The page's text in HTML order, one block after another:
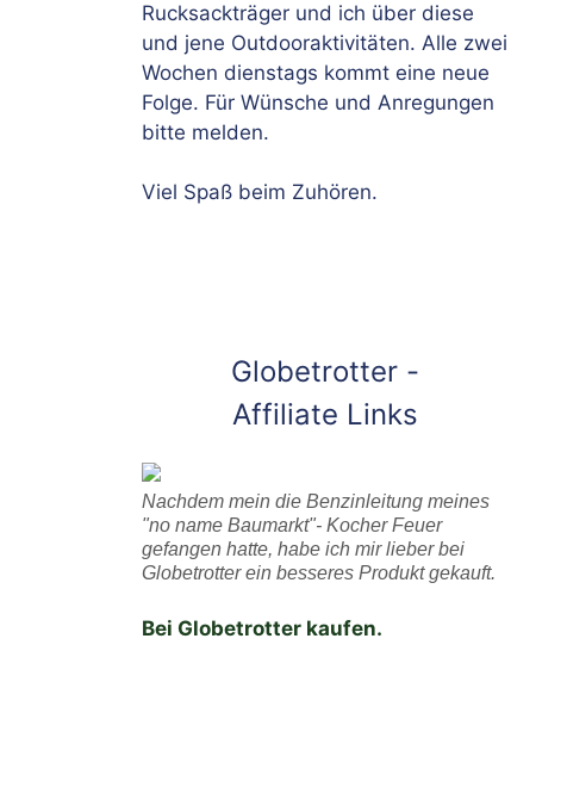
Rucksackträger und ich über diese
und jene Outdooraktivitäten. Alle zwei
Wochen dienstags kommt eine neue
Folge. Für Wünsche und Anregungen
bitte melden.
Viel Spaß beim Zuhören.
Globetrotter -
Affiliate Links
Nachdem mein die Benzinleitung meines
"no name Baumarkt"- Kocher Feuer
gefangen hatte, habe ich mir lieber bei
Globetrotter ein besseres Produkt gekauft.
Bei Globetrotter kaufen.